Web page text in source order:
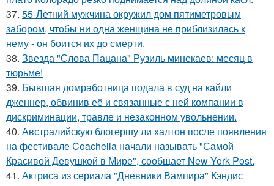
37. 55-Летний мужчина окружил дом пятиметровым
забором, чтобы ни одна женщина не приблизилась к
нему - он боится их до смерти.
38. Звезда "Слова Пацана" Рузиль минекаев: месяц в
тюрьме!
39. Бывшая домработница подала в суд на кайли
дженнер, обвинив её и связанные с ней компании в
дискриминации, травле и незаконном увольнении.
40. Австралийскую блогершу ли халтон после появления
на фестивале Coachella начали называть "Самой
Красивой Девушкой в Мире", сообщает New York Post.
41. Актриса из сериала "Дневники Вампира" Кэндис